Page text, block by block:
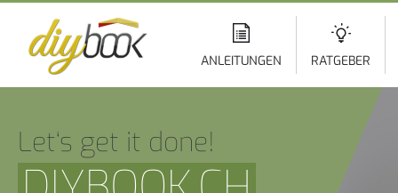
ANLEITUNGEN RATGEBER
Let‘s get it done!